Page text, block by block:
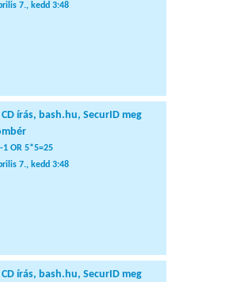
7., kedd 3:48
CD írás, bash.hu, SecurID meg
-1 OR 5*5=25
7., kedd 3:48
CD írás, bash.hu, SecurID meg